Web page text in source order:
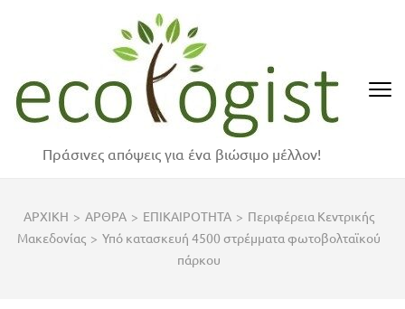
Enter)
Πράσινες απόψεις για ένα βιώσιμο μέλλον!
ΑΡΧΙΚΗ > ΑΡΘΡΑ > ΕΠΙΚΑΙΡΟΤΗΤΑ > Περιφέρεια Κεντρικής
Μακεδονίας > Υπό κατασκευή 4500 στρέμματα φωτοβολταϊκού
πάρκου